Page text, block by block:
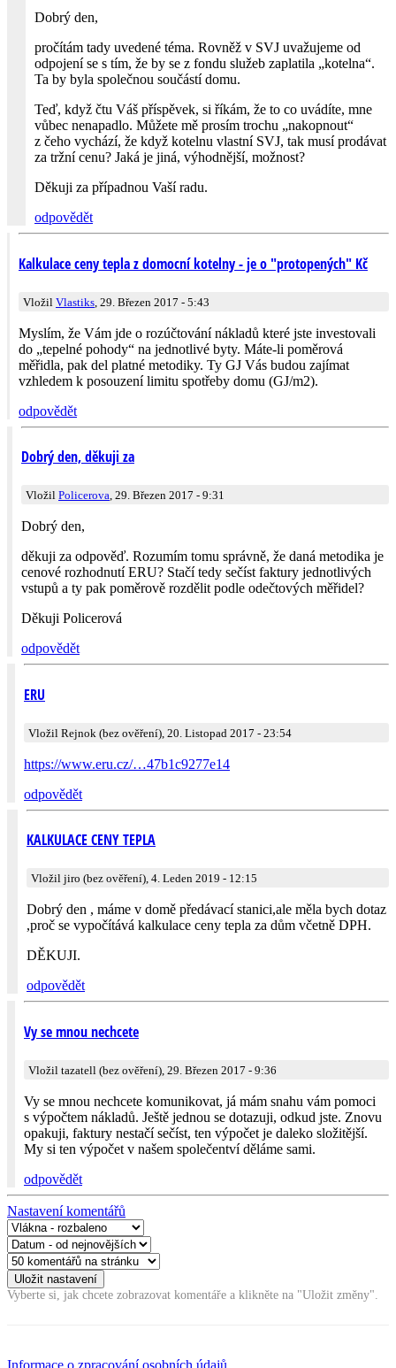
Dobrý den,
pročítám tady uvedené téma. Rovněž v SVJ uvažujeme od
odpojení se s tím, že by se z fondu služeb zaplatila „kotelna“.
Ta by byla společnou součástí domu.
Teď, když čtu Váš příspěvek, si říkám, že to co uvádíte, mne
vůbec nenapadlo. Můžete mě prosím trochu „nakopnout“
z čeho vychází, že když kotelnu vlastní SVJ, tak musí prodávat
za tržní cenu? Jaká je jiná, výhodnější, možnost?
Děkuji za případnou Vaší radu.
odpovědět
Kalkulace ceny tepla z domocní kotelny - je o "protopených" Kč
Vložil Vlastiks , 29. Březen 2017 - 5:43
Myslím, že Vám jde o rozúčtování nákladů které jste investovali
do „tepelné pohody“ na jednotlivé byty. Máte-li poměrová
měřidla, pak del platné metodiky. Ty GJ Vás budou zajímat
vzhledem k posouzení limitu spotřeby domu (GJ/m2).
odpovědět
Dobrý den, děkuji za
Vložil Policerova, 29. Březen 2017 - 9:31
Dobrý den,
děkuji za odpověď. Rozumím tomu správně, že daná metodika je
cenové rozhodnutí ERU? Stačí tedy sečíst faktury jednotlivých
vstupů a ty pak poměrově rozdělit podle odečtových měřidel?
Děkuji Policerová
odpovědět
ERU
Vložil Rejnok (bez ověření), 20. Listopad 2017 - 23:54
https://www.eru.cz/…47b1c9277e14
odpovědět
KALKULACE CENY TEPLA
Vložil jiro (bez ověření), 4. Leden 2019 - 12:15
Dobrý den , máme v domě předávací stanici,ale měla bych dotaz
,proč se vypočítává kalkulace ceny tepla za dům včetně DPH.
DĚKUJI.
odpovědět
Vy se mnou nechcete
Vložil tazatell (bez ověření), 29. Březen 2017 - 9:36
Vy se mnou nechcete komunikovat, já mám snahu vám pomoci
s výpočtem nákladů. Ještě jednou se dotazuji, odkud jste. Znovu
opakuji, faktury nestačí sečíst, ten výpočet je daleko složitější.
My si ten výpočet v našem společentví děláme sami.
odpovědět
Nastavení komentářů
Vyberte si, jak chcete zobrazovat komentáře a klikněte na "Uložit změny".
Informace o zpracování osobních údajů